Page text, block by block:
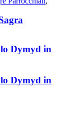
Dymyd in
Dymyd in